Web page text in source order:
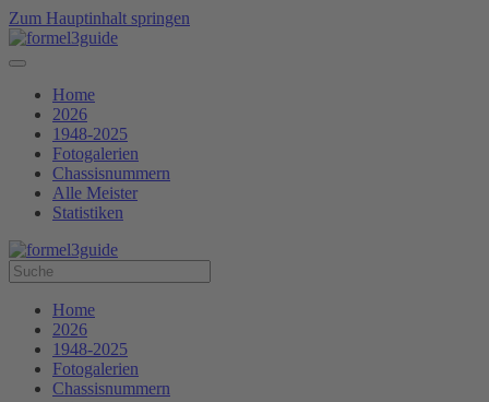
Zum Hauptinhalt springen
Home
2026
1948-2025
Fotogalerien
Chassisnummern
Alle Meister
Statistiken
Home
2026
1948-2025
Fotogalerien
Chassisnummern